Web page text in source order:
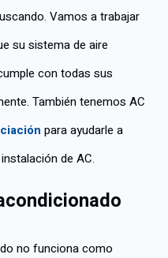
ra
Vamos a trabajar
su sistema de aire
con todas sus
También tenemos AC
para ayudarle a
de AC.
no funciona como